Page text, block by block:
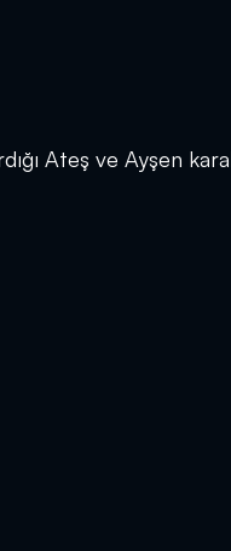
Ateş ve Ayşen